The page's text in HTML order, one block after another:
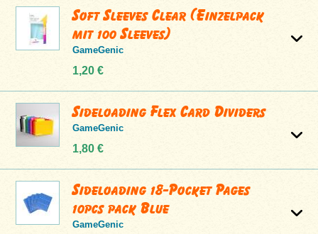
Soft Sleeves Clear (Einzelpack
mit 100 Sleeves)
GameGenic
1,20 €
Sideloading Flex Card Dividers
GameGenic
1,80 €
Sideloading 18-Pocket Pages
10pcs pack Blue
GameGenic